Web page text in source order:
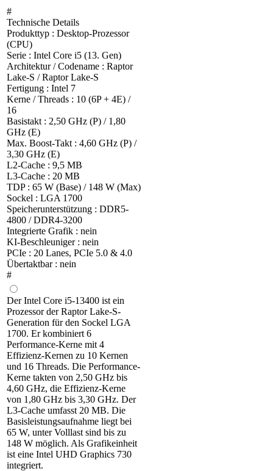
#
Technische Details
Produkttyp : Desktop-Prozessor
(CPU)
Serie : Intel Core i5 (13. Gen)
Architektur / Codename : Raptor
Lake-S / Raptor Lake-S
Fertigung : Intel 7
Kerne / Threads : 10 (6P + 4E) /
16
Basistakt : 2,50 GHz (P) / 1,80
GHz (E)
Max. Boost-Takt : 4,60 GHz (P) /
3,30 GHz (E)
L2-Cache : 9,5 MB
L3-Cache : 20 MB
TDP : 65 W (Base) / 148 W (Max)
Sockel : LGA 1700
Speicherunterstützung : DDR5-
4800 / DDR4-3200
Integrierte Grafik : nein
KI-Beschleuniger : nein
PCIe : 20 Lanes, PCIe 5.0 & 4.0
Übertaktbar : nein
#
Der Intel Core i5-13400 ist ein
Prozessor der Raptor Lake-S-
Generation für den Sockel LGA
1700. Er kombiniert 6
Performance-Kerne mit 4
Effizienz-Kernen zu 10 Kernen
und 16 Threads. Die Performance-
Kerne takten von 2,50 GHz bis
4,60 GHz, die Effizienz-Kerne
von 1,80 GHz bis 3,30 GHz. Der
L3-Cache umfasst 20 MB. Die
Basisleistungsaufnahme liegt bei
65 W, unter Volllast sind bis zu
148 W möglich. Als Grafikeinheit
ist eine Intel UHD Graphics 730
integriert.